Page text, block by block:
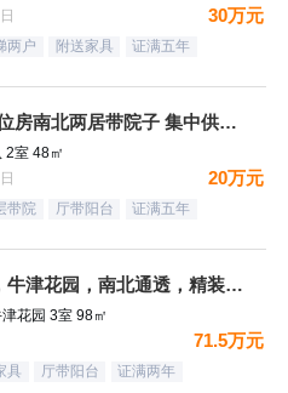
30万元
两户 附送家具 证满五年
二康附近 单位房南北两居带院子 集中供暖税费低
2室 48㎡
20万元
带院 厅带阳台 证满五年
71.5万可议，牛津花园，南北通透，精装未住三居，装修太哇塞
花园 3室 98㎡
71.5万元
具 厅带阳台 证满两年